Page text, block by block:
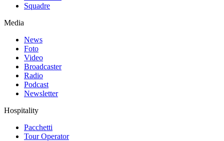
Squadre
Media
News
Foto
Video
Broadcaster
Radio
Podcast
Newsletter
Hospitality
Pacchetti
Tour Operator